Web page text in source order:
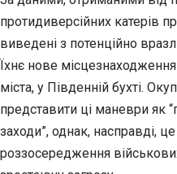
протидиверсійних катерів
виведені з потенційно
Їхнє нове
міста, у Південній бухті.
представити ці маневри як
заходи”, однак, насправді,
роззосередження